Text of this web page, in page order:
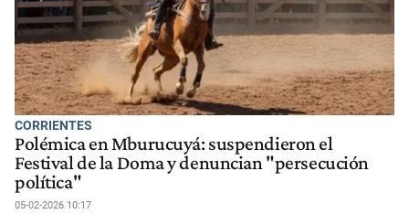
CORRIENTES
Polémica en Mburucuyá: suspendieron el
Festival de la Doma y denuncian "persecución
política"
05-02-2026 10:17